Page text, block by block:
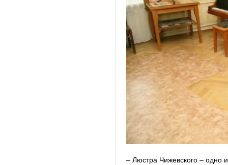
– Люстра Чижевского – одно